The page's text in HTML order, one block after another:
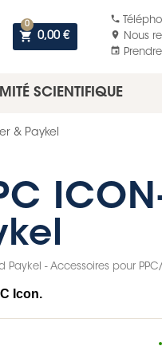
shopping_cart 0,00 €
0
phone
location_on
Nous
event
SCIENTIFIQUE
& Paykel
Paykel - Accessoires pour
Icon.